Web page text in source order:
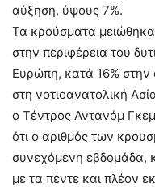
αύξηση, ύψους 7%.
Τα κρούσματα
στην περιφέρεια του
Ευρώπη, κατά 16% στην
στη νοτιοανατολική
ο Τέντρος Αντανόμ
ότι ο αριθμός των
συνεχόμενη εβδομάδα,
με τα πέντε και πλέον